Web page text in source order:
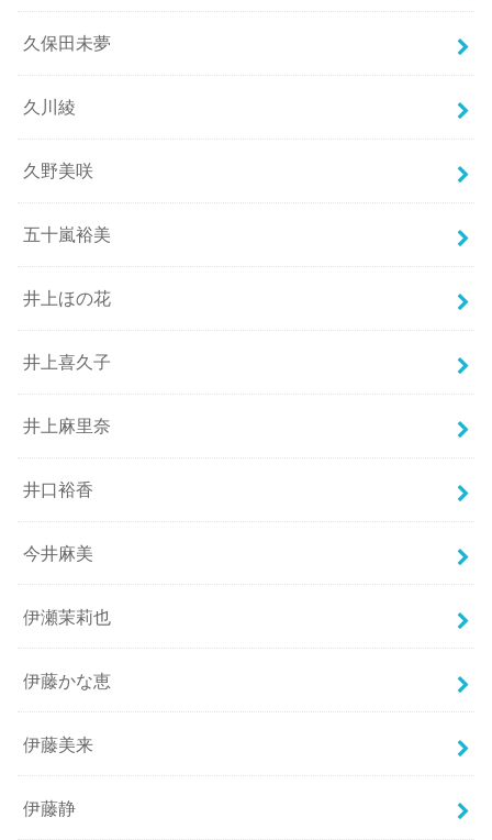
久保田未夢
久川綾
久野美咲
五十嵐裕美
井上ほの花
井上喜久子
井上麻里奈
井口裕香
今井麻美
伊瀬茉莉也
伊藤かな恵
伊藤美来
伊藤静